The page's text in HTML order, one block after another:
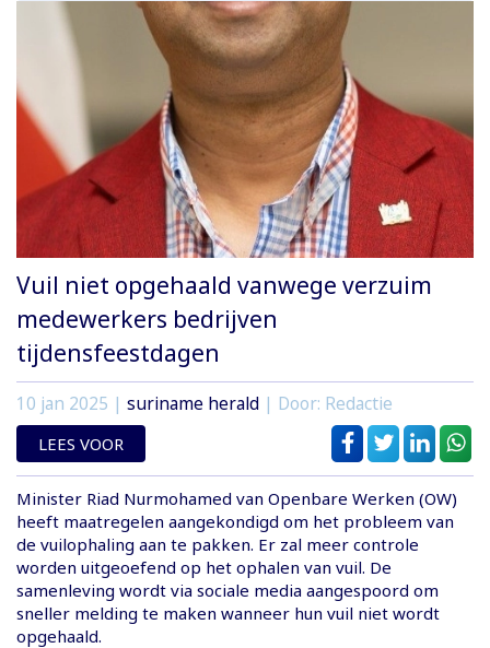
Vuil niet opgehaald vanwege verzuim
medewerkers bedrijven
tijdensfeestdagen
10 jan 2025 | suriname herald | Door: Redactie
LEES VOOR
Minister Riad Nurmohamed van Openbare Werken (OW)
heeft maatregelen aangekondigd om het probleem van
de vuilophaling aan te pakken. Er zal meer controle
worden uitgeoefend op het ophalen van vuil. De
samenleving wordt via sociale media aangespoord om
sneller melding te maken wanneer hun vuil niet wordt
opgehaald.